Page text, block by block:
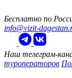
Бесплатно по
info@vizit-
Наш
туроператоров